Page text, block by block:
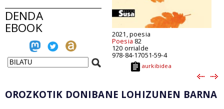
DENDA
EBOOK 2021, poesia
Poesia 82
120 orrialde
978-84-17051-59-4
aurkibidea
OROZKOTIK DONIBANE LOHIZUNEN BARNA